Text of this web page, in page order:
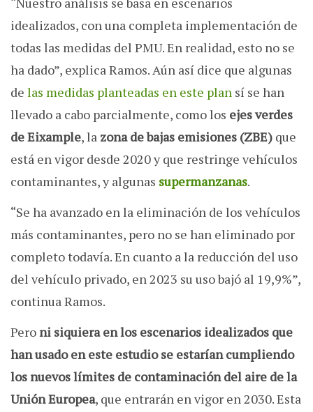
idealizados, con una completa implementación de
todas las medidas del PMU. En realidad, esto no se
ha dado”, explica Ramos. Aún así dice que algunas
de las medidas planteadas en este plan sí se han
llevado a cabo parcialmente, como los ejes verdes
de Eixample, la zona de bajas emisiones (ZBE) que
está en vigor desde 2020 y que restringe vehículos
contaminantes, y algunas supermanzanas.
“Se ha avanzado en la eliminación de los vehículos
más contaminantes, pero no se han eliminado por
completo todavía. En cuanto a la reducción del uso
del vehículo privado, en 2023 su uso bajó al 19,9%”,
continua Ramos.
Peroni siquiera en los escenarios idealizados que
han usado en este estudio se estarían cumpliendo
los nuevos límites de contaminación del aire de la
Unión Europea, que entrarán en vigor en 2030. Esta